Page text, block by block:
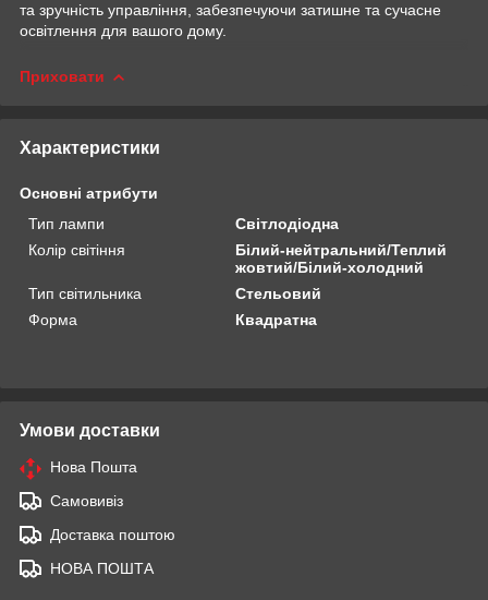
та зручність управління, забезпечуючи затишне та сучасне
освітлення для вашого дому.
Приховати
Характеристики
Основні атрибути
Тип лампи
Світлодіодна
Колір світіння
Білий-нейтральний/Теплий
жовтий/Білий-холодний
Тип світильника
Стельовий
Форма
Квадратна
Умови доставки
Нова Пошта
Самовивіз
Доставка поштою
НОВА ПОШТА